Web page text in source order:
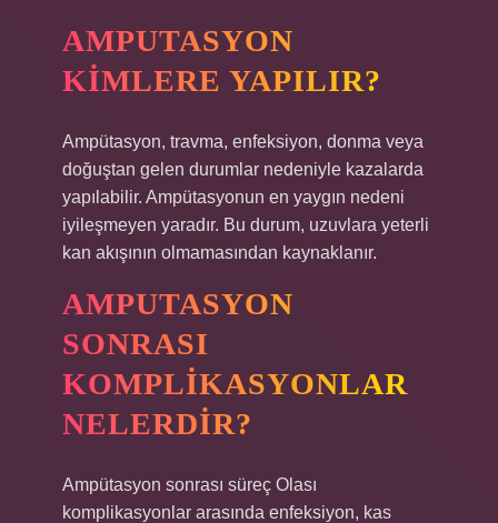
AMPUTASYON
KIMLERE YAPILIR?
Ampütasyon, travma, enfeksiyon, donma veya
doğuştan gelen durumlar nedeniyle kazalarda
yapılabilir. Ampütasyonun en yaygın nedeni
iyileşmeyen yaradır. Bu durum, uzuvlara yeterli
kan akışının olmamasından kaynaklanır.
AMPUTASYON
SONRASI
KOMPLIKASYONLAR
NELERDIR?
Ampütasyon sonrası süreç Olası
komplikasyonlar arasında enfeksiyon, kas